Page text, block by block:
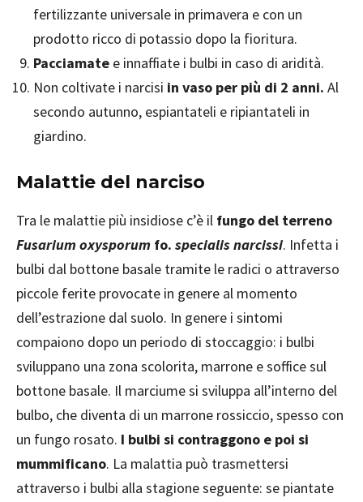
fertilizzante universale in primavera e con un
prodotto ricco di potassio dopo la fioritura.
Pacciamate e innaffiate i bulbi in caso di aridità.
Non coltivate i narcisi in vaso per più di 2 anni. Al
secondo autunno, espiantateli e ripiantateli in
giardino.
Malattie del narciso
Tra le malattie più insidiose c’è il fungo del terreno
Fusarium oxysporum fo. specialis narcissi. Infetta i
bulbi dal bottone basale tramite le radici o attraverso
piccole ferite provocate in genere al momento
dell’estrazione dal suolo. In genere i sintomi
compaiono dopo un periodo di stoccaggio: i bulbi
sviluppano una zona scolorita, marrone e soffice sul
bottone basale. Il marciume si sviluppa all’interno del
bulbo, che diventa di un marrone rossiccio, spesso con
un fungo rosato. I bulbi si contraggono e poi si
mummificano. La malattia può trasmettersi
attraverso i bulbi alla stagione seguente: se piantate